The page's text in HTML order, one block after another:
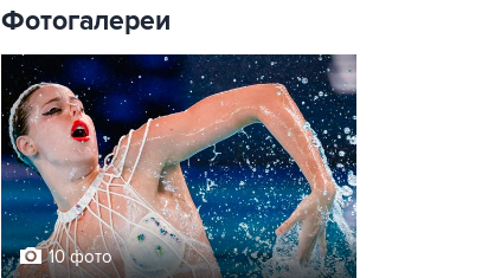
Фотогалереи
10 фото